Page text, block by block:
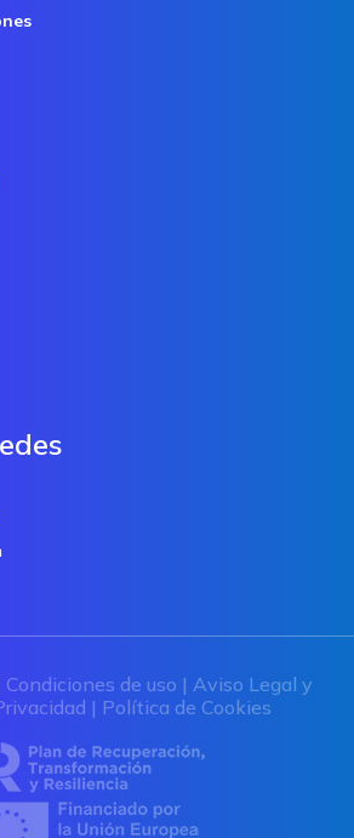
Condiciones de uso | Aviso Legal y
| Política de Cookies